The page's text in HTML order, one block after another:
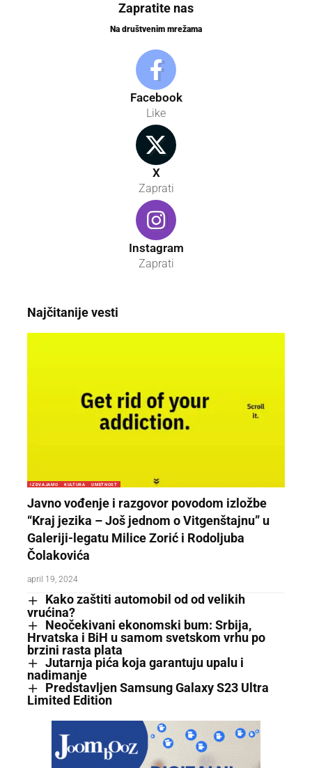
Zapratite nas
Na društvenim mrežama
Facebook
Like
X
Zaprati
Instagram
Zaprati
Najčitanije vesti
IZDVAJAMO KULTURA UMETNOST
Javno vođenje i razgovor povodom izložbe
“Kraj jezika – Još jednom o Vitgenštajnu” u
Galeriji-legatu Milice Zorić i Rodoljuba
Čolakovića
april 19, 2024
Kako zaštiti automobil od od velikih
vrućina?
Neočekivani ekonomski bum: Srbija,
Hrvatska i BiH u samom svetskom vrhu po
brzini rasta plata
Jutarnja pića koja garantuju upalu i
nadimanje
Predstavljen Samsung Galaxy S23 Ultra
Limited Edition